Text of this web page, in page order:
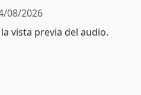
08/2026